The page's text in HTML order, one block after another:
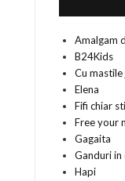
Amalgam
B24Kids
Cu mastile
Elena
Fifi chiar
Free your
Gagaita
Ganduri
Hapi